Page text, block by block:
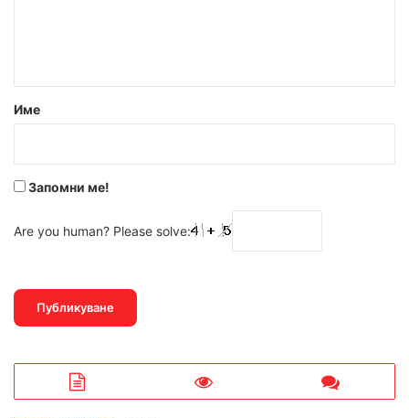
р
Име
Запомни ме!
Are you human? Please solve: